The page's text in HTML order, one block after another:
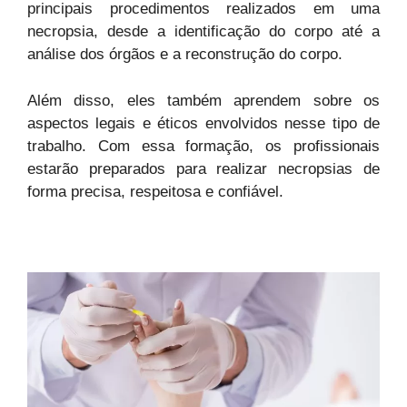
principais procedimentos realizados em uma
necropsia, desde a identificação do corpo até a
análise dos órgãos e a reconstrução do corpo.
Além disso, eles também aprendem sobre os
aspectos legais e éticos envolvidos nesse tipo de
trabalho. Com essa formação, os profissionais
estarão preparados para realizar necropsias de
forma precisa, respeitosa e confiável.